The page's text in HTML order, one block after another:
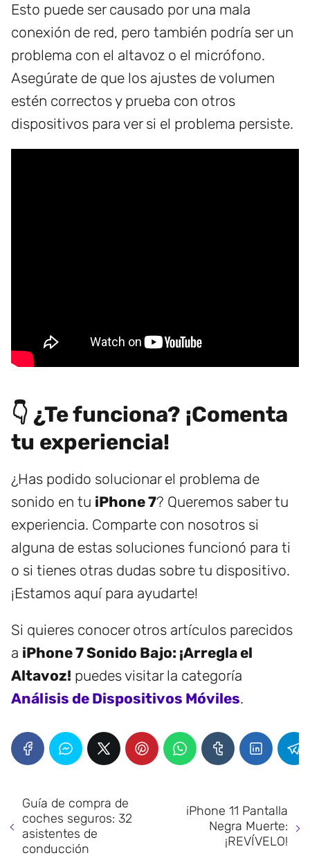
Esto puede ser causado por una mala
conexión de red, pero también podría ser un
problema con el altavoz o el micrófono.
Asegúrate de que los ajustes de volumen
estén correctos y prueba con otros
dispositivos para ver si el problema persiste.
👇 ¿Te funciona? ¡Comenta
tu experiencia!
¿Has podido solucionar el problema de
sonido en tu iPhone 7? Queremos saber tu
experiencia. Comparte con nosotros si
alguna de estas soluciones funcionó para ti
o si tienes otras dudas sobre tu dispositivo.
¡Estamos aquí para ayudarte!
Si quieres conocer otros artículos parecidos
a iPhone 7 Sonido Bajo: ¡Arregla el
Altavoz! puedes visitar la categoría
Análisis de Dispositivos Móviles.
Guía de compra de
coches seguros: 32
asistentes de
conducción
iPhone 11 Pantalla
Negra Muerte:
¡REVÍVELO!